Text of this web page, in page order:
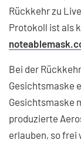
Rückkehr zu
Protokoll ist als
Bei der
Gesichtsmaske
Gesichtsmaske
produzierte
erlauben, so frei